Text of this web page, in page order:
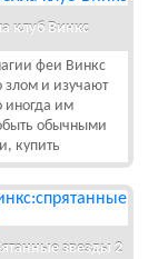
клуб Винкс
феи Винкс
злом и изучают
им
обычными
купить
звезды 2